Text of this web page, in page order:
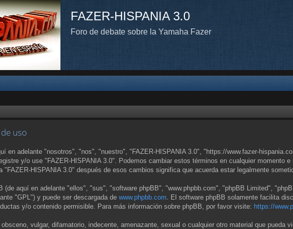
FAZER-HISPANIA 3.0
Foro de debate sobre la Yamaha Fazer
uso
en adelante "nosotros", "nos", "nuestro", "FAZER-HISPANIA 3.0", "https://www.fazer-
y/o use "FAZER-HISPANIA 3.0". Podemos cambiar estos términos en cualquier momento
"FAZER-HISPANIA 3.0" después de esos cambios significa que acuerda estar legalmente
(de aquí en adelante "ellos", "sus", "software phpBB", "www.phpbb.com", "phpBB Limited",
"GPL") y puede ser descargada de www.phpbb.com . El software phpBB solamente facilita
y/o contenido permisible. Para más información sobre phpBB, por favor visite: https://
vulgar, difamatorio, indecente, amenazante, sexual o cualquier otro material que